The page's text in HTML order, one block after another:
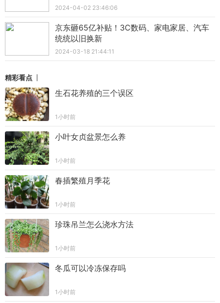
2024-04-02 23:46:06
京东砸65亿补贴！3C数码、家电家居、汽车
统统以旧换新
2024-03-18 21:44:11
精彩看点
生石花养殖的三个误区
1小时前
小叶女贞盆景怎么养
1小时前
春插繁殖月季花
1小时前
珍珠吊兰怎么浇水方法
1小时前
冬瓜可以冷冻保存吗
1小时前